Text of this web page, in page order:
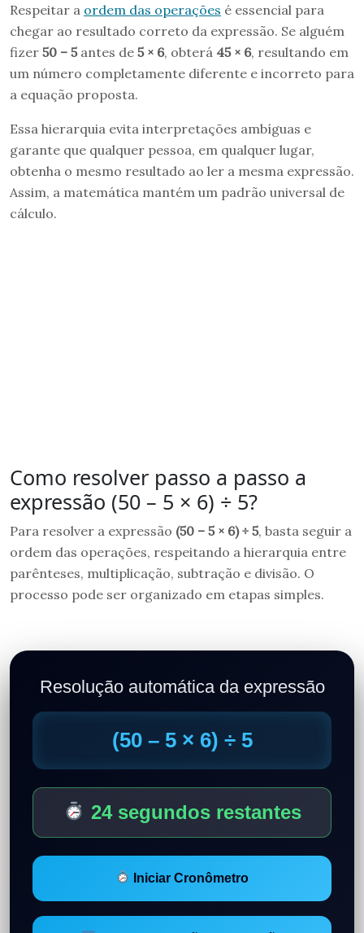
Respeitar a ordem das operações é essencial para
chegar ao resultado correto da expressão. Se alguém
fizer 50 – 5antes de 5 × 6, obterá 45 × 6, resultando em
um número completamente diferente e incorreto para
a equação proposta.
Essa hierarquia evita interpretações ambíguas e
garante que qualquer pessoa, em qualquer lugar,
obtenha o mesmo resultado ao ler a mesma expressão.
Assim, a matemática mantém um padrão universal de
cálculo.
Como resolver passo a passo a
expressão (50 – 5 × 6) ÷ 5?
Para resolver a expressão (50 – 5 × 6) ÷ 5, basta seguir a
ordem das operações, respeitando a hierarquia entre
parênteses, multiplicação, subtração e divisão. O
processo pode ser organizado em etapas simples.
Resolução automática da expressão
(50 – 5 × 6) ÷ 5
24 segundos restantes
Iniciar Cronômetro